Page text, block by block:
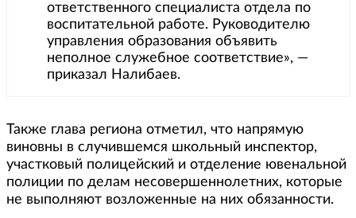
ответственного специалиста отдела по
воспитательной работе. Руководителю
управления образования объявить
неполное служебное соответствие», —
приказал Налибаев.
Также глава региона отметил, что напрямую
виновны в случившемся школьный инспектор,
участковый полицейский и отделение ювенальной
полиции по делам несовершеннолетних, которые
не выполняют возложенные на них обязанности.